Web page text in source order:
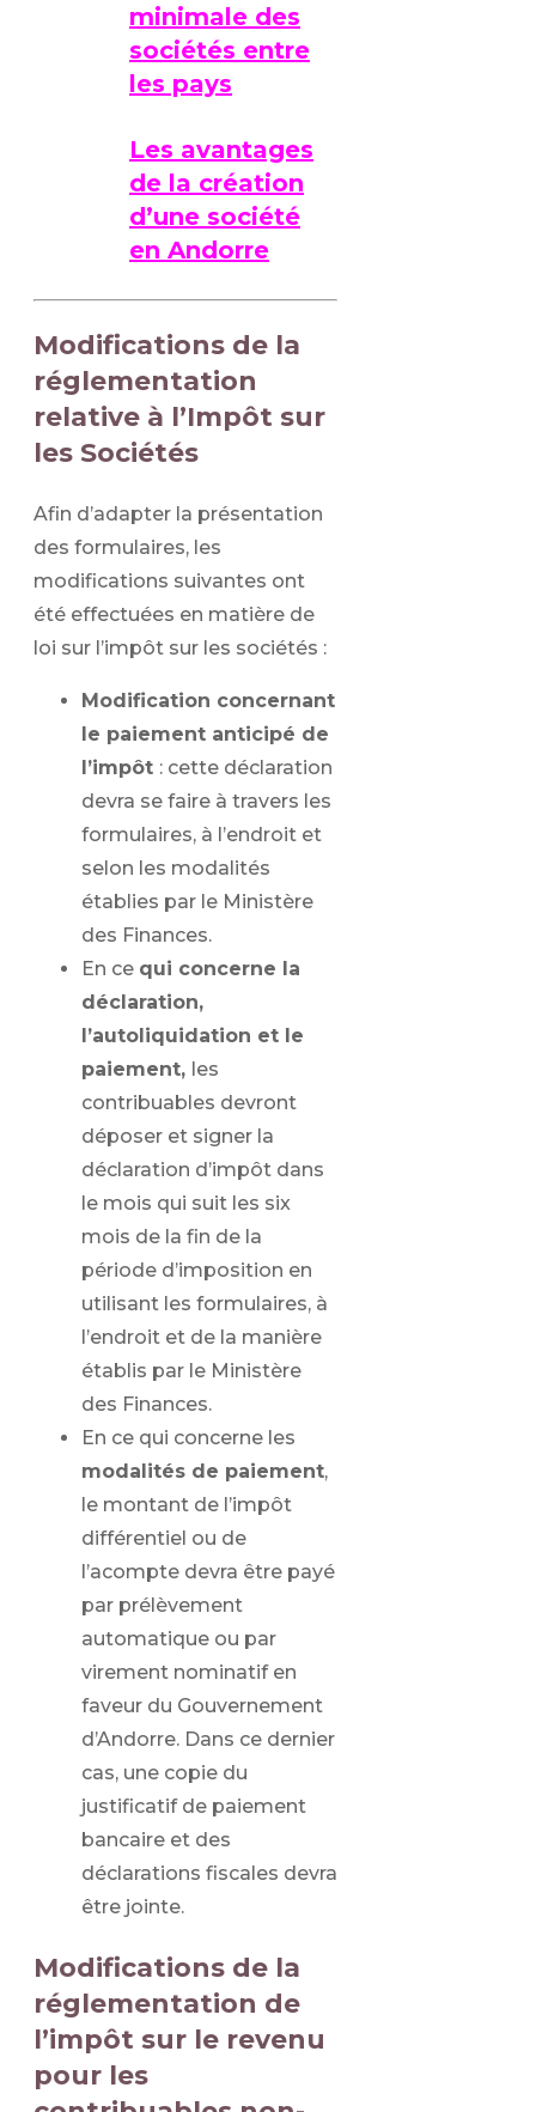
minimale des
sociétés entre
les pays
Les avantages
de la création
d’une société
en Andorre
Modifications de la
réglementation
relative à l’Impôt sur
les Sociétés
Afin d’adapter la présentation
des formulaires, les
modifications suivantes ont
été effectuées en matière de
loi sur l’impôt sur les sociétés :
Modification concernant
le paiement anticipé de
l’impôt : cette déclaration
devra se faire à travers les
formulaires, à l’endroit et
selon les modalités
établies par le Ministère
des Finances.
En ce qui concerne la
déclaration,
l’autoliquidation et le
paiement, les
contribuables devront
déposer et signer la
déclaration d’impôt dans
le mois qui suit les six
mois de la fin de la
période d’imposition en
utilisant les formulaires, à
l’endroit et de la manière
établis par le Ministère
des Finances.
En ce qui concerne les
modalités de paiement,
le montant de l’impôt
différentiel ou de
l’acompte devra être payé
par prélèvement
automatique ou par
virement nominatif en
faveur du Gouvernement
d’Andorre. Dans ce dernier
cas, une copie du
justificatif de paiement
bancaire et des
déclarations fiscales devra
être jointe.
Modifications de la
réglementation de
l’impôt sur le revenu
pour les